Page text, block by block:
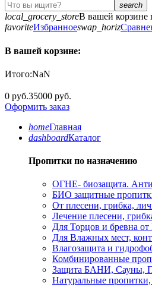
search
local_grocery_storeВ вашей корзине
favoriteИзбранноеswap_horiz
В вашей корзине:
Итого:NaN
0 руб.35000 руб.
Оформить заказ
homeГлавная
dashboardКаталог
Пропитки по назначению
ОГНЕ- биозащита.
БИО защитные
От плесени, грибка,
Лечение плесени,
Для Торцов и бревна от
Для Влажных мест,
Влагозащита и
Комбинированные
Защита БАНИ,
Натуральные